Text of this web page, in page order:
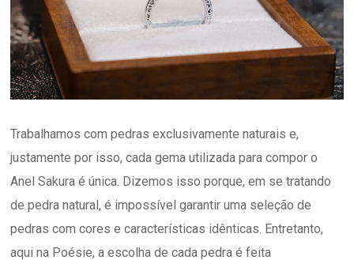
Trabalhamos com pedras exclusivamente naturais e,
justamente por isso, cada gema utilizada para compor o
Anel Sakura é única. Dizemos isso porque, em se tratando
de pedra natural, é impossível garantir uma seleção de
pedras com cores e características idênticas. Entretanto,
aqui na Poésie, a escolha de cada pedra é feita